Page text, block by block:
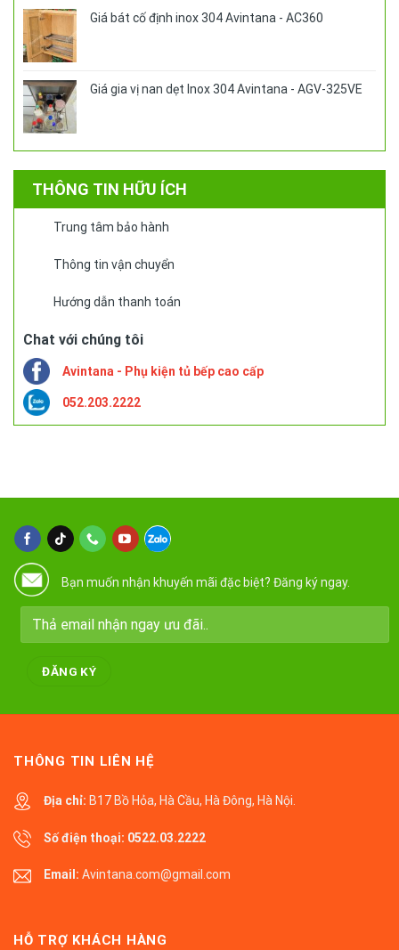
Giá bát cố định inox 304 Avintana - AC360
Giá gia vị nan dẹt Inox 304 Avintana - AGV-325VE
THÔNG TIN HỮU ÍCH
Trung tâm bảo hành
Thông tin vận chuyển
Hướng dẫn thanh toán
Chat với chúng tôi
Avintana - Phụ kiện tủ bếp cao cấp
052.203.2222
Bạn muốn nhận khuyến mãi đặc biệt? Đăng ký ngay.
THÔNG TIN LIÊN HỆ
Địa chỉ: B17 Bồ Hỏa, Hà Cầu, Hà Đông, Hà Nội.
Số điện thoại: 0522.03.2222
Email: Avintana.com@gmail.com
HỖ TRỢ KHÁCH HÀNG